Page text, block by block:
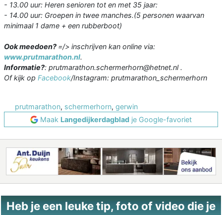
- 13.00 uur: Heren senioren tot en met 35 jaar:
- 14.00 uur: Groepen in twee manches.(5 personen waarvan
minimaal 1 dame + een rubberboot)
Ook meedoen? =/> inschrijven kan online via:
www.prutmarathon.nl.
Informatie?: prutmarathon.schermerhorn@hetnet.nl .
Of kijk op Facebook/Instagram: prutmarathon_schermerhorn
prutmarathon, schermerhorn, gerwin
Maak Langedijkerdagblad je Google-favoriet
Heb je een leuke tip, foto of video die je